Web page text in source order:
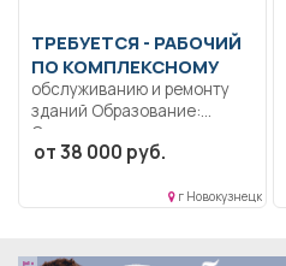
ТРЕБУЕТСЯ - РАБОЧИЙ
ПО КОМПЛЕКСНОМУ
обслуживанию и ремонту
зданий Образование:
Среднее
профессиональное
от 38 000 руб.
г Новокузнецк